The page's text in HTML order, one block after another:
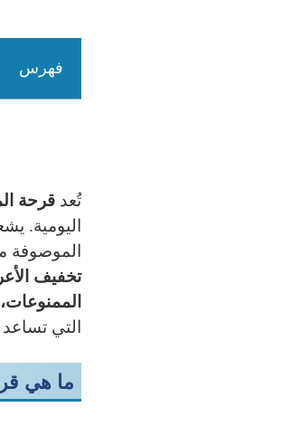
فهرس
تُعد قرحة
اليومية.
الموصوفة
تخفيف
التي
ما هي